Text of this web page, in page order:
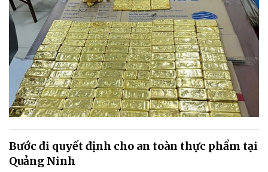
Bước đi quyết định cho an toàn thực phẩm tại
Quảng Ninh